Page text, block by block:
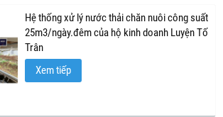
Hệ thống xử lý nước thải chăn nuôi công suất
25m3/ngày.đêm của hộ kinh doanh Luyện Tố
Trân
Xem tiếp